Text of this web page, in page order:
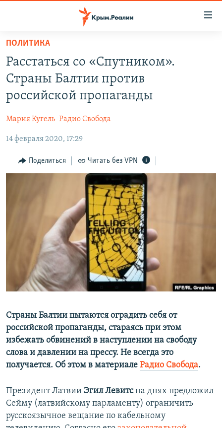
Вернуться
основному
содержанию
Вернутся
главной
навигации
Вернутся
поиску
ГРУЗ 200
11 ЛЕТ ОККУПАЦИИ КРЫМА. 11 ИСТОРИЙ СОПРОТИВЛЕНИЯ
ВОДА
ЕЩЕ
ИНТЕРАКТИВ
ИНФОГРАФИКА
ТЕЛЕПРОЕКТ КРЫМ.РЕАЛИИ
СОВЕТЫ ПРАВОЗАЩИТНИКОВ
ПРОПАВШИЕ БЕЗ ВЕСТИ
ПОБЕДИТЕЛЕЙ НЕ СУДЯТ?
КРЫМ.НЕПОКОРЕННЫЙ
ELIFBE
УКРАИНСКАЯ ПРОБЛЕМА КРЫМА
РАДІО СВОБОДА
КАК ОБОЙТИ БЛОКИРОВКУ
Qırımtatar
ПРИСОЕДИНЯЙТЕСЬ!
ПОЛИТИКА
Расстаться со «Спутником».
Страны Балтии против
российской пропаганды
Мария Кугель Радио Свобода
14 февраля 2020, 17:29
Поделиться Читать без VPN
Страны Балтии пытаются оградить себя от
российской пропаганды, стараясь при этом
избежать обвинений в наступлении на свободу
слова и давлении на прессу. Не всегда это
получается. Об этом в материале Радио Свобода.
Президент Латвии Эгил Левитсна днях предложил
Сейму (латвийскому парламенту) ограничить
русскоязычное вещание по кабельному